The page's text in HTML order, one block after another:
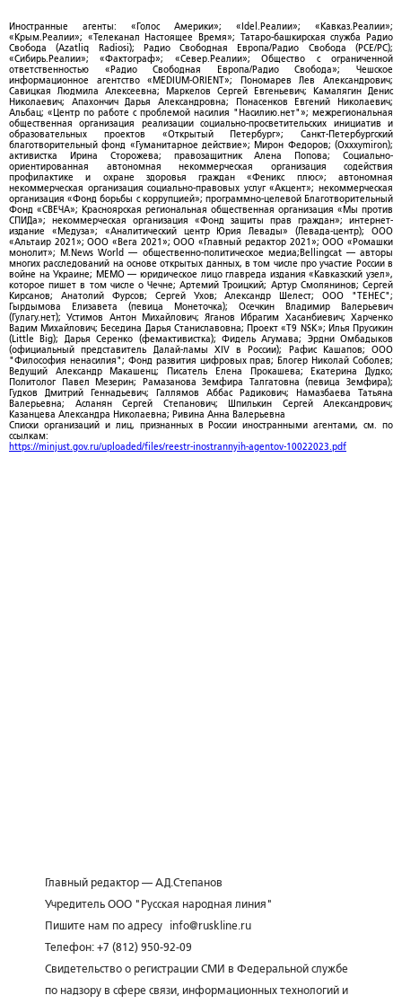
Иностранные агенты: «Голос Америки»; «Idel.Реалии»; «Кавказ.Реалии»;
«Крым.Реалии»; «Телеканал Настоящее Время»; Татаро-башкирская служба Радио
Свобода (Azatliq Radiosi); Радио Свободная Европа/Радио Свобода (PCE/PC);
«Сибирь.Реалии»; «Фактограф»; «Север.Реалии»; Общество с ограниченной
ответственностью «Радио Свободная Европа/Радио Свобода»; Чешское
информационное агентство «MEDIUM-ORIENT»; Пономарев Лев Александрович;
Савицкая Людмила Алексеевна; Маркелов Сергей Евгеньевич; Камалягин Денис
Николаевич; Апахончич Дарья Александровна; Понасенков Евгений Николаевич;
Альбац; «Центр по работе с проблемой насилия "Насилию.нет"»; межрегиональная
общественная организация реализации социально-просветительских инициатив и
образовательных проектов «Открытый Петербург»; Санкт-Петербургский
благотворительный фонд «Гуманитарное действие»; Мирон Федоров; (Oxxxymiron);
активистка Ирина Сторожева; правозащитник Алена Попова; Социально-
ориентированная автономная некоммерческая организация содействия
профилактике и охране здоровья граждан «Феникс плюс»; автономная
некоммерческая организация социально-правовых услуг «Акцент»; некоммерческая
организация «Фонд борьбы с коррупцией»; программно-целевой Благотворительный
Фонд «СВЕЧА»; Красноярская региональная общественная организация «Мы против
СПИДа»; некоммерческая организация «Фонд защиты прав граждан»; интернет-
издание «Медуза»; «Аналитический центр Юрия Левады» (Левада-центр); ООО
«Альтаир 2021»; ООО «Вега 2021»; ООО «Главный редактор 2021»; ООО «Ромашки
монолит»; M.News World — общественно-политическое медиа;Bellingcat — авторы
многих расследований на основе открытых данных, в том числе про участие России в
войне на Украине; МЕМО — юридическое лицо главреда издания «Кавказский узел»,
которое пишет в том числе о Чечне; Артемий Троицкий; Артур Смолянинов; Сергей
Кирсанов; Анатолий Фурсов; Сергей Ухов; Александр Шелест; ООО "ТЕНЕС";
Гырдымова Елизавета (певица Монеточка); Осечкин Владимир Валерьевич
(Гулагу.нет); Устимов Антон Михайлович; Яганов Ибрагим Хасанбиевич; Харченко
Вадим Михайлович; Беседина Дарья Станиславовна; Проект «T9 NSK»; Илья Прусикин
(Little Big); Дарья Серенко (фемактивистка); Фидель Агумава; Эрдни Омбадыков
(официальный представитель Далай-ламы XIV в России); Рафис Кашапов; ООО
"Философия ненасилия"; Фонд развития цифровых прав; Блогер Николай Соболев;
Ведущий Александр Макашенц; Писатель Елена Прокашева; Екатерина Дудко;
Политолог Павел Мезерин; Рамазанова Земфира Талгатовна (певица Земфира);
Гудков Дмитрий Геннадьевич; Галлямов Аббас Радикович; Намазбаева Татьяна
Валерьевна; Асланян Сергей Степанович; Шпилькин Сергей Александрович;
Казанцева Александра Николаевна; Ривина Анна Валерьевна
Списки организаций и лиц, признанных в России иностранными агентами, см. по
ссылкам:
https://minjust.gov.ru/uploaded/files/reestr-inostrannyih-agentov-10022023.pdf
Главный редактор — А.Д.Степанов
Учредитель ООО "Русская народная линия"
Пишите нам по адресу
info@ruskline.ru
Телефон: +7 (812) 950-92-09
Свидетельство о регистрации СМИ в Федеральной службе
по надзору в сфере связи, информационных технологий и